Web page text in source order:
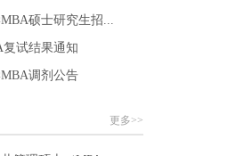
硕士研究生招...
复试结果通知
调剂公告
更多>>